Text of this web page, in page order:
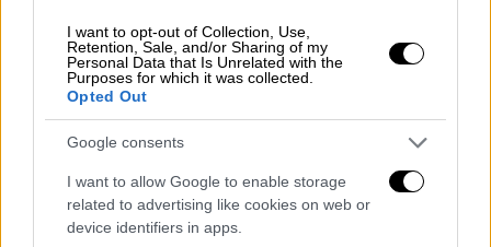
I want to opt-out of Collection, Use,
Retention, Sale, and/or Sharing of my
Personal Data that Is Unrelated with the
Purposes for which it was collected.
Opted Out
Google consents
I want to allow Google to enable storage
related to advertising like cookies on web or
device identifiers in apps.
Κορυφώθηκε η δουλειά της Σίσσυς στην
πανδημία, έχει και δικό της κανάλι. Ό,τι
πιάνει στα χέρια της το πουλάει με λεφτά.
γιος μου δεν είχε καθόλου χρήματα στην
. Πληρώθηκαν συνεργάτες του,
χρωστούσε μεροκάματα και δόσεις στην
εφορεία και στο αυτοκίνητο κάποιες
δόσεις.Τα πλήρωσε για να μην κλείσει η